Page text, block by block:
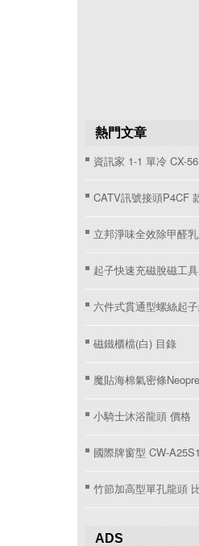
熱門文章
資訊家 1-1 單冷 CX-
CATV訊號接頭P4CF
立邦淨味全效除甲醛
起子快速充磁脫磁工
六件式貫通型螺絲起
磁鐵櫃檔(白) 目錄
魔貼海棉氣密條
小騎士沐浴龍頭 價格
國際牌窗型 CW-
竹節加高型單孔龍頭
ADS